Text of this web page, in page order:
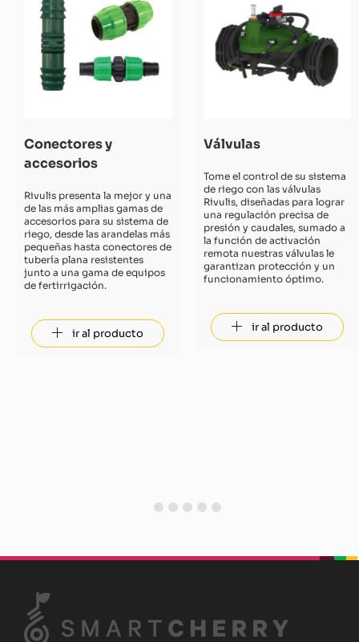
Conectores y
accesorios
Rivulis presenta la mejor y una
de las más amplias gamas de
accesorios para su sistema de
riego, desde las arandelas más
pequeñas hasta conectores de
tubería plana resistentes
junto a una gama de equipos
de fertirrigación.
ir al producto
Válvulas
Tome el control de su sistema
de riego con las válvulas
Rivulis, diseñadas para lograr
una regulación precisa de
presión y caudales, sumado a
la función de activación
remota nuestras válvulas le
garantizan protección y un
funcionamiento óptimo.
ir al producto
4 5